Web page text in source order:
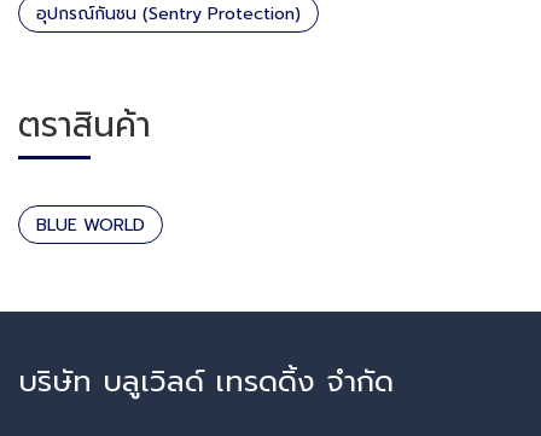
อุปกรณ์กันชน (Sentry Protection)
ตราสินค้า
BLUE WORLD
บริษัท บลูเวิลด์ เทรดดิ้ง จำกัด